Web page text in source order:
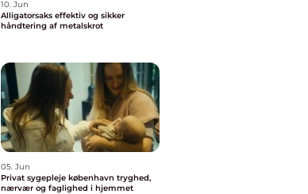
10. Jun
Alligatorsaks effektiv og sikker
håndtering af metalskrot
05. Jun
Privat sygepleje københavn tryghed,
nærvær og faglighed i hjemmet